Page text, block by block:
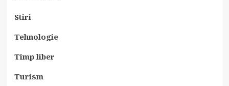
Stiri
Tehnologie
Timp liber
Turism